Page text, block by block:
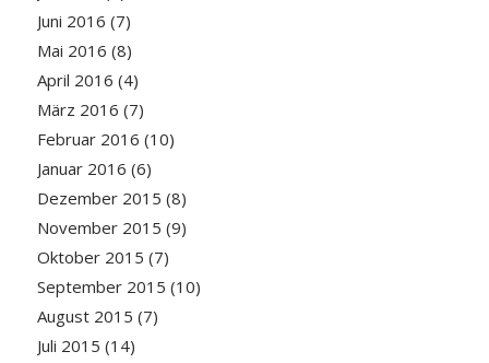
Juni 2016 (7)
Mai 2016 (8)
April 2016 (4)
März 2016 (7)
Februar 2016 (10)
Januar 2016 (6)
Dezember 2015 (8)
November 2015 (9)
Oktober 2015 (7)
September 2015 (10)
August 2015 (7)
Juli 2015 (14)